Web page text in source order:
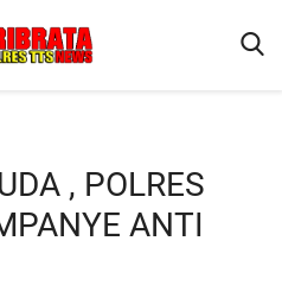
, POLRES
ANTI